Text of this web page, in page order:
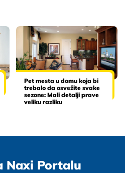
Pet mesta u domu koja bi
trebalo da osvežite svake
sezone: Mali detalji prave
veliku razliku
Naxi Portalu